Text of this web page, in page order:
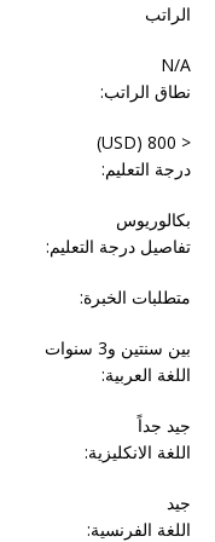
الراتب
N/A
نطاق الراتب:
< 800 (USD)
درجة التعليم:
بكالوريوس
تفاصيل درجة التعليم:
متطلبات الخبرة:
بين سنتين و3 سنوات
اللغة العربية:
جيد جداً
اللغة الانكليزية:
جيد
اللغة الفرنسية: